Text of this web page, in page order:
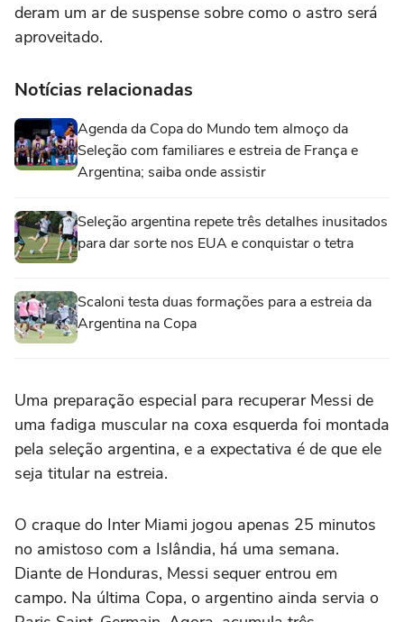
deram um ar de suspense sobre como o astro será
aproveitado.
Notícias relacionadas
Agenda da Copa do Mundo tem almoço da
Seleção com familiares e estreia de França e
Argentina; saiba onde assistir
Seleção argentina repete três detalhes inusitados
para dar sorte nos EUA e conquistar o tetra
Scaloni testa duas formações para a estreia da
Argentina na Copa
Uma preparação especial para recuperar Messi de
uma fadiga muscular na coxa esquerda foi montada
pela seleção argentina, e a expectativa é de que ele
seja titular na estreia.
O craque do Inter Miami jogou apenas 25 minutos
no amistoso com a Islândia, há uma semana.
Diante de Honduras, Messi sequer entrou em
campo. Na última Copa, o argentino ainda servia o